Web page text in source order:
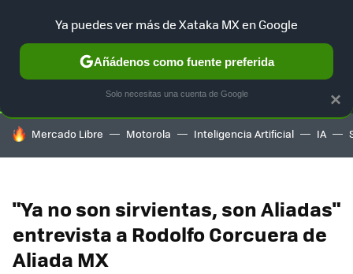
SELECCIÓN GAMING HOME AUTO TERRITORIO
HOY SE HABLA DE
Mercado Libre Motorola Inteligencia Artificial IA
"Ya no son sirvientas, son Aliadas"
entrevista a Rodolfo Corcuera de
Aliada MX
×
Ya puedes ver más de Xataka MX en Google
Añádenos como fuente preferida
Solo necesitas una cuenta de Google